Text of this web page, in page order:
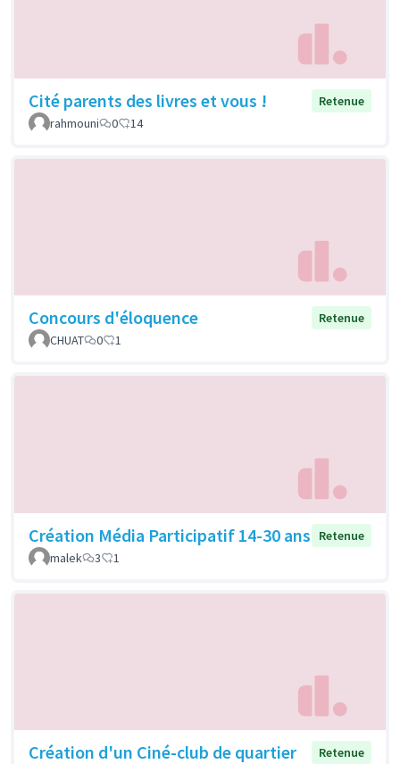
Cité parents des livres et vous !
Retenue
rahmouni
0 14
Concours d'éloquence
Retenue
CHUAT
0 1
Création Média Participatif 14-30 ans
Retenue
malek
3 1
Création d'un Ciné-club de quartier
Retenue